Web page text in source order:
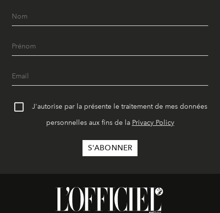
J'autorise par la présente le traitement de mes données
personnelles aux fins de la Privacy Policy